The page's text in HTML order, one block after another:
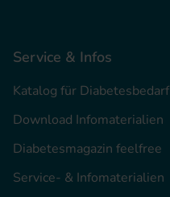
Service & Infos
Katalog für Diabetesbedarf
Download Infomaterialien
Diabetesmagazin feelfree
Service- & Infomaterialien